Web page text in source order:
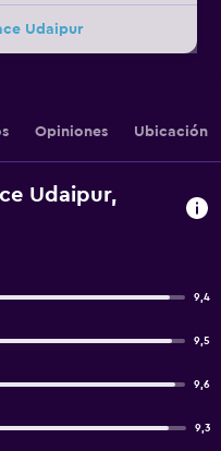
Udaipur
Opiniones Ubicación
Udaipur,
9,4
9,5
9,6
9,3